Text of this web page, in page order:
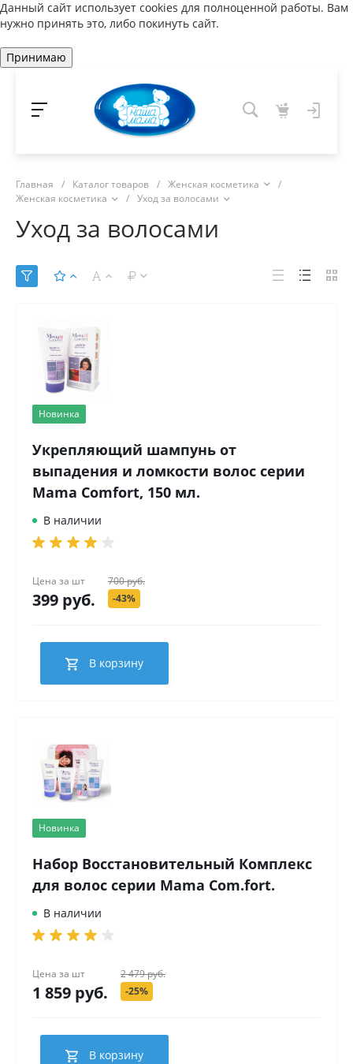
Данный сайт использует cookies для полноценной работы. Вам
нужно принять это, либо покинуть сайт.
Принимаю
Главная / Каталог товаров / Женская косметика
/
Женская косметика
/ Уход за волосами
Уход за волосами
Новинка
Укрепляющий шампунь от
выпадения и ломкости волос серии
Mama Comfort, 150 мл.
В наличии
Цена за шт
399 руб.
700 руб.
-43%
В корзину
Новинка
Набор Восстановительный Комплекс
для волос серии Mama Com.fort.
В наличии
Цена за шт
1 859 руб.
2 479 руб.
-25%
В корзину